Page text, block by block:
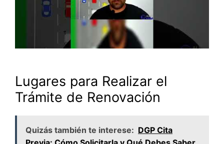
Lugares para Realizar el
Trámite de Renovación
Quizás también te interese: DGP Cita